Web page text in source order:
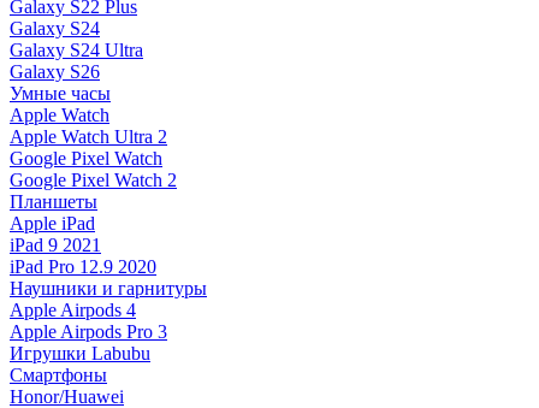
Galaxy S22 Plus
Galaxy S24
Galaxy S24 Ultra
Galaxy S26
Умные часы
Apple Watch
Apple Watch Ultra 2
Google Pixel Watch
Google Pixel Watch 2
Планшеты
Apple iPad
iPad 9 2021
iPad Pro 12.9 2020
Наушники и гарнитуры
Apple Airpods 4
Apple Airpods Pro 3
Игрушки Labubu
Смартфоны
Honor/Huawei